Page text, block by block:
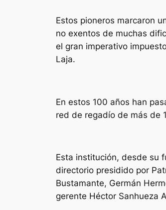
Estos pioneros marcaron
no exentos de muchas
el gran imperativo
Laja.
En estos 100 años han
red de regadío de más de
Esta institución, desde su
directorio presidido por
Bustamante, Germán
gerente Héctor Sanhueza